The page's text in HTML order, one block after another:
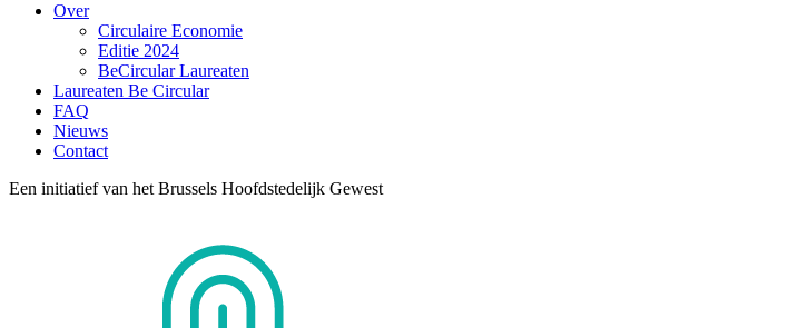
Over
Circulaire Economie
Editie 2024
BeCircular Laureaten
Laureaten Be Circular
FAQ
Nieuws
Contact
Een initiatief van het Brussels Hoofdstedelijk Gewest